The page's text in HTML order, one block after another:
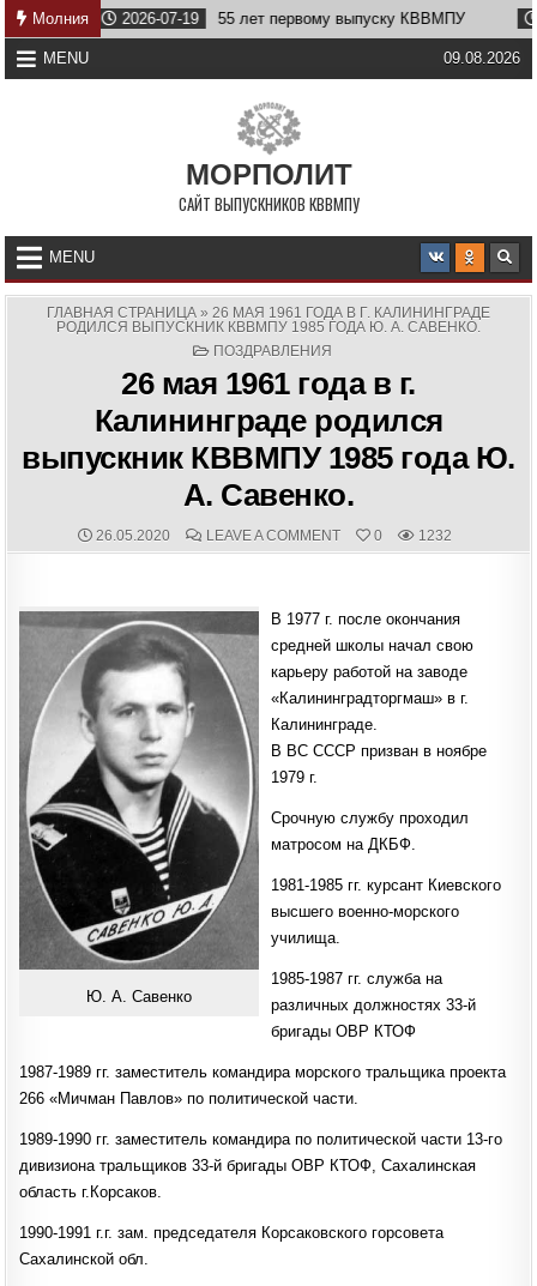
Skip
to
content
Молния
07-19 55 лет первому выпуску КВВМПУ 2026-07-07
MENU 09.08.2026
МОРПОЛИТ
САЙТ ВЫПУСКНИКОВ КВВМПУ
MENU
ГЛАВНАЯ СТРАНИЦА » 26 МАЯ 1961 ГОДА В Г. КАЛИНИНГРАДЕ
РОДИЛСЯ ВЫПУСКНИК КВВМПУ 1985 ГОДА Ю. А. САВЕНКО.
POSTED
ПОЗДРАВЛЕНИЯ
26 мая 1961 года в г.
Калининграде родился
выпускник КВВМПУ 1985 года Ю.
А. Савенко.
PUBLISHED
DATE:
26.05.2020 COMMENTS:
LEAVE A COMMENTON
26
Г.
РОДИЛСЯ
ВЫПУСКНИК
КВВМПУ
1985
ГОДА
Ю.
А.
САВЕНКО.
0 1232
Ю. А. Савенко
В 1977 г. после окончания
средней школы начал свою
карьеру работой на заводе
«Калининградторгмаш» в г.
Калининграде.
В ВС СССР призван в ноябре
1979 г.
Срочную службу проходил
матросом на ДКБФ.
1981-1985 гг. курсант Киевского
высшего военно-морского
училища.
1985-1987 гг. служба на
различных должностях 33-й
бригады ОВР КТОФ
1987-1989 гг. заместитель командира морского тральщика проекта
266 «Мичман Павлов» по политической части.
1989-1990 гг. заместитель командира по политической части 13-го
дивизиона тральщиков 33-й бригады ОВР КТОФ, Сахалинская
область г.Корсаков.
1990-1991 г.г. зам. председателя Корсаковского горсовета
Сахалинской обл.